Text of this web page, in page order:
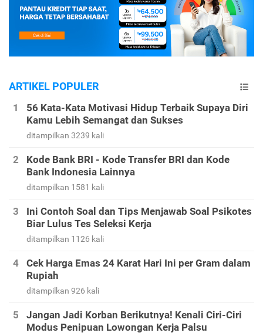
ARTIKEL POPULER
56 Kata-Kata Motivasi Hidup Terbaik Supaya Diri
Kamu Lebih Semangat dan Sukses
ditampilkan 3239 kali
Kode Bank BRI - Kode Transfer BRI dan Kode
Bank Indonesia Lainnya
ditampilkan 1581 kali
Ini Contoh Soal dan Tips Menjawab Soal Psikotes
Biar Lulus Tes Seleksi Kerja
ditampilkan 1126 kali
Cek Harga Emas 24 Karat Hari Ini per Gram dalam
Rupiah
ditampilkan 926 kali
Jangan Jadi Korban Berikutnya! Kenali Ciri-Ciri
Modus Penipuan Lowongan Kerja Palsu